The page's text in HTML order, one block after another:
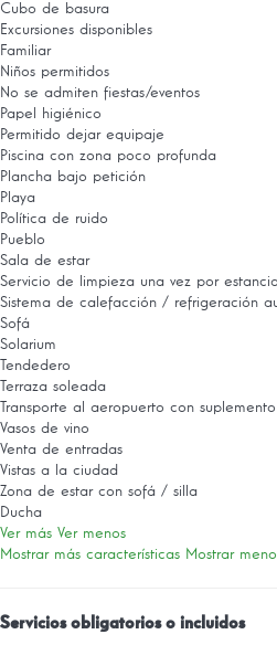
Cubo de basura
Excursiones disponibles
Familiar
Niños permitidos
No se admiten fiestas/eventos
Papel higiénico
Permitido dejar equipaje
Piscina con zona poco profunda
Plancha bajo petición
Playa
Política de ruido
Pueblo
Sala de estar
Servicio de limpieza una vez por
Sistema de calefacción / refrigeración
Sofá
Solarium
Tendedero
Terraza soleada
Transporte al aeropuerto con suplemento
Vasos de vino
Venta de entradas
Vistas a la ciudad
Zona de estar con sofá / silla
Ducha
Ver más Ver menos
Mostrar más características Mostrar
Servicios obligatorios o incluidos